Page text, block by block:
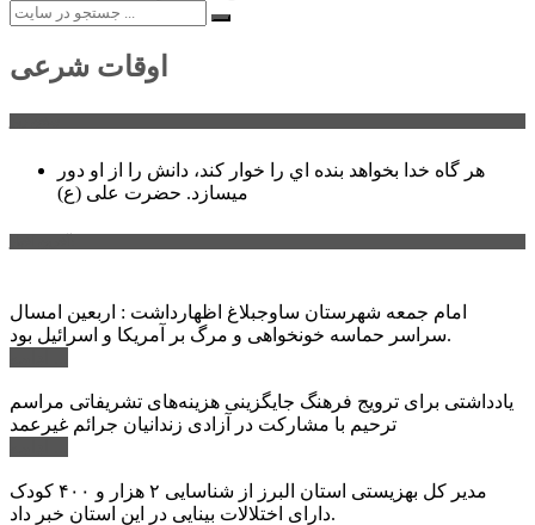
اوقات شرعی
هر گاه خدا بخواهد بنده اي را خوار كند، دانش را از او دور
میسازد. حضرت علی (ع)
امام جمعه شهرستان ساوجبلاغ اظهارداشت : اربعین امسال
سراسر حماسه خونخواهی و مرگ بر آمریکا و اسرائیل بود.
یادداشتی برای ترویج فرهنگ جایگزینی هزینه‌های تشریفاتی مراسم
ترحیم با مشارکت در آزادی زندانیان جرائم غیرعمد
مدیر کل بهزیستی استان البرز از شناسایی ۲ هزار و ۴۰۰ کودک
دارای اختلالات بینایی در این استان خبر داد.